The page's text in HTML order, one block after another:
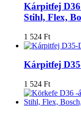
Kárpitfej
Stihl, Flex,
1 524 Ft
Kárpitfej
1 524 Ft